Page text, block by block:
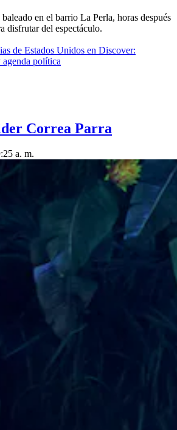
en el barrio La Perla, horas después
disfrutar del espectáculo.
de Estados Unidos en Discover:
política
Correa Parra
a. m.